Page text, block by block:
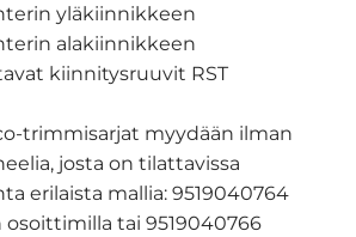
yläkiinnikkeen
alakiinnikkeen
kiinnitysruuvit RST
trimmisarjat myydään ilman
josta on tilattavissa
erilaista mallia: 9519040764
tai 9519040766